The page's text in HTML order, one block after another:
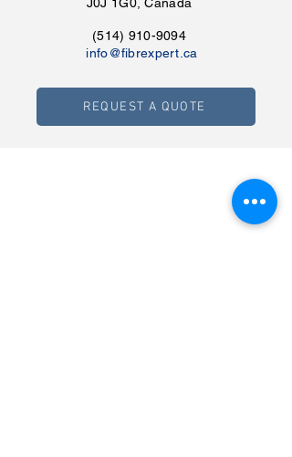
(514) 910-9094
info@fibrexpert.ca
REQUEST A QUOTE